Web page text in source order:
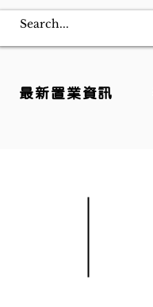
最新置業資訊